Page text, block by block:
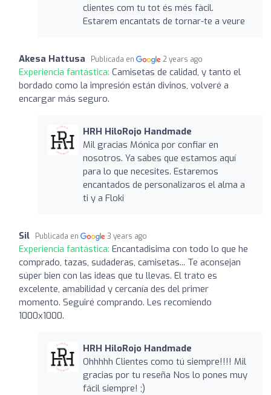
clientes com tu tot és més fàcil.
Estarem encantats de tornar-te a veure
Akesa Hattusa Publicada en 2 years ago
Experiencia fantástica: Camisetas de calidad, y tanto el
bordado como la impresión están divinos, volveré a
encargar más seguro.
HRH HiloRojo Handmade
Mil gracias Mónica por confiar en
nosotros. Ya sabes que estamos aquí
para lo que necesites. Estaremos
encantados de personalizaros el alma a
ti y a Floki
Sil Publicada en 3 years ago
Experiencia fantástica: Encantadisima con todo lo que he
comprado, tazas, sudaderas, camisetas... Te aconsejan
súper bien con las ideas que tu llevas. El trato es
excelente, amabilidad y cercanía des del primer
momento. Seguiré comprando. Les recomiendo
1000x1000.
HRH HiloRojo Handmade
Ohhhhh Clientes como tú siempre!!!! Mil
gracias por tu reseña Nos lo pones muy
fácil siempre! ;)